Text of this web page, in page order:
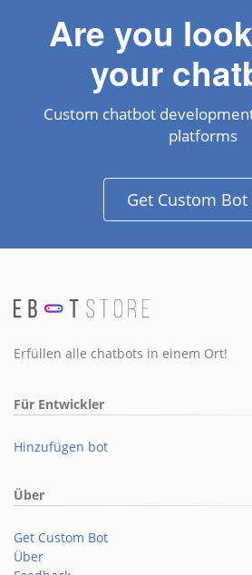
Are you
your
Custom chatbot
platforms
Get Custom Bot
Erfüllen alle chatbots in einem Ort!
Für Entwickler
Hinzufügen bot
Über
Get Custom Bot
Über